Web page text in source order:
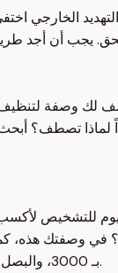
الخارجي
لك وصفة لتنظيف
لماذا تصطف؟
للتشخيص
وصفتك هذه،
بـ 3000، والبصل البحري ناقص بـ 2000.